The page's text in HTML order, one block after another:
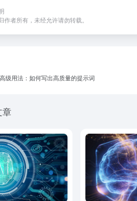
作者所有，未经允许请勿转载。
级用法：如何写出高质量的提示词
章